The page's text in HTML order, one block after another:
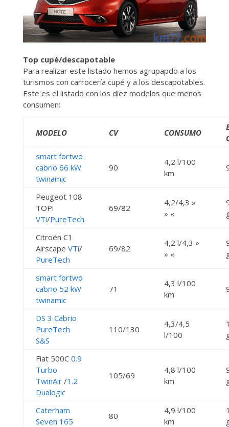
Top cupé/descapotable
Para realizar este listado hemos agrupapdo a los
turismos con carrocería cupé y a los descapotables.
Este es el listado con los diez modelos que menos
consumen:
MODELO CV CONSUMO
smart fortwo
cabrio 66 kW
twinamic
90
4,2 l/100
km
Peugeot 108
TOP!
VTi/PureTech
69/82
4,2/4,3 »
» «
Citroën C1
Airscape VTi/
PureTech
69/82
4,2 l/4,3 »
» «
smart fortwo
cabrio 52 kW
twinamic
71
4,3 l/100
km
DS 3 Cabrio
PureTech
S&S
110/130
4,3/4,5
l/100
Fiat 500C 0.9
Turbo
TwinAir/1.2
Dualogic
105/69
4,8 l/100
km
Caterham
Seven 165
80
4,9 l/100
km